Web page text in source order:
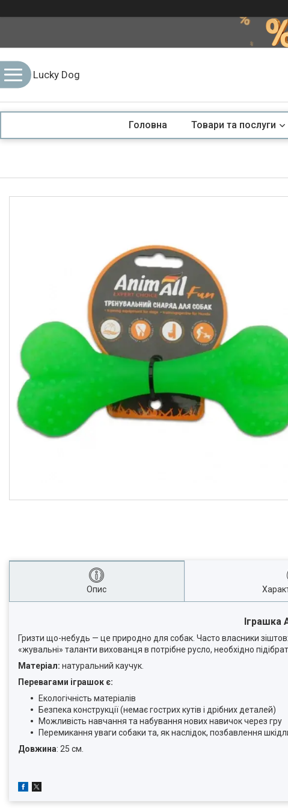
Lucky Dog
Головна Товари та послуги
Опис
Іграшка
Гризти що-небудь — це природно для собак. Часто власники
«жувальні» таланти вихованця в потрібне русло, необхідно
Матеріал: натуральний каучук.
Перевагами іграшок є:
Екологічність матеріалів
Безпека конструкції (немає гострих кутів і дрібних деталей)
Можливість навчання та набування нових навичок через гру
Перемикання уваги собаки та, як наслідок, позбавлення
Довжина: 25 см.